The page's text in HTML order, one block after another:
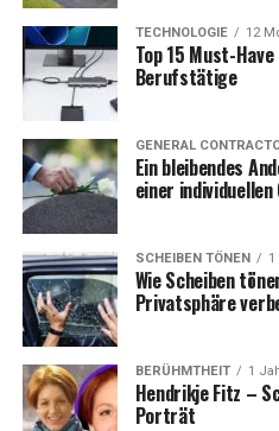
TECHNOLOGIE 12
Top 15 Must-
Berufstätige
GENERAL
Ein bleibendes
einer
SCHEIBEN TÖNEN
Wie Scheiben
Privatsphäre
BERÜHMTHEIT 1
Hendrikje Fitz –
Porträt